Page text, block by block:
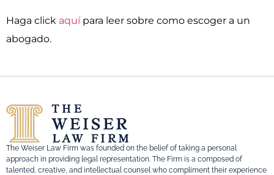
Haga click aquípara leer sobre como escoger a un
abogado.
The Weiser Law Firm was founded on the belief of taking a personal
approach in providing legal representation. The Firm is a composed of
talented, creative, and intellectual counsel who compliment their experience